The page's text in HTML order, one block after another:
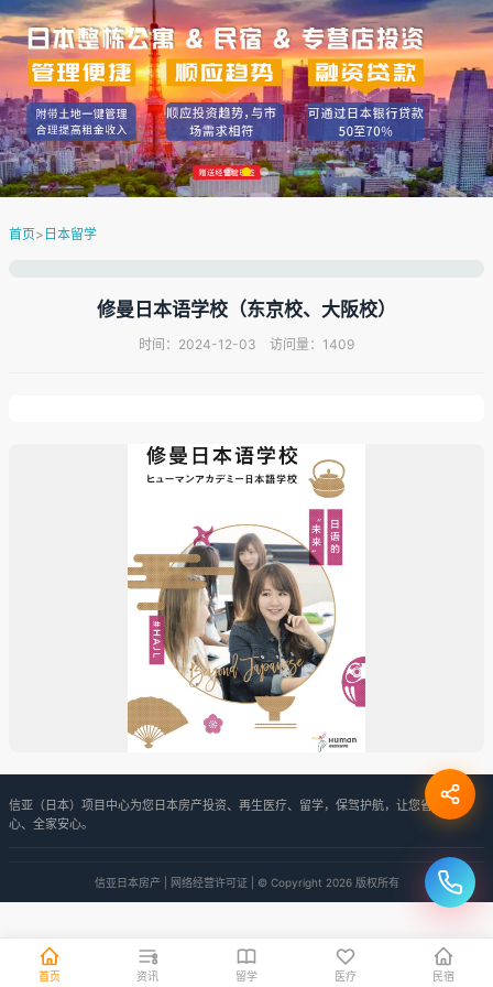
首页> 日本留学
修曼日本语学校（东京校、大阪校）
时间：2024-12-03 访问量：1409
信亚（日本）项目中心为您日本房产投资、再生医疗、留学，保驾护航，让您省心、放
心、全家安心。
信亚日本房产 | 网络经营许可证 | © Copyright 2026 版权所有
首页 资讯 留学 医疗 民宿